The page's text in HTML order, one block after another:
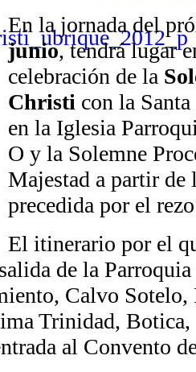
En la jornada del
junio, tendrá lugar
celebración de la
Christi con la
en la Iglesia
O y la Solemne
Majestad a partir de
precedida por el
El itinerario por el
de la
Calvo Sotelo,
Trinidad, Botica,
al Convento